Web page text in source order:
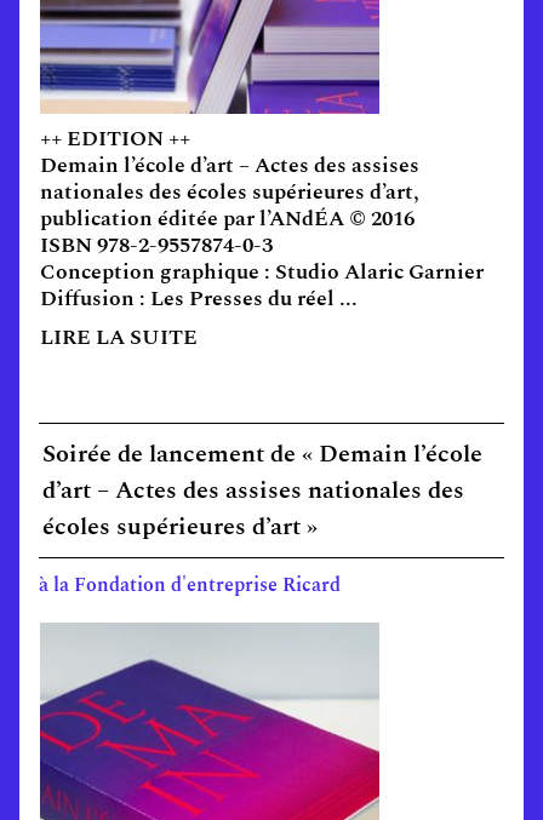
++ EDITION ++
Demain l’école d’art – Actes des assises
nationales des écoles supérieures d’art,
publication éditée par l’ANdÉA © 2016
ISBN 978-2-9557874-0-3
Conception graphique : Studio Alaric Garnier
Diffusion : Les Presses du réel ...
LIRE LA SUITE
Soirée de lancement de « Demain l’école
d’art – Actes des assises nationales des
écoles supérieures d’art »
à la Fondation d'entreprise Ricard